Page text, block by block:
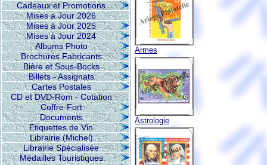
Cadeaux et Promotions
Mises a Jour 2026
Mises à Jour 2025
Mises à Jour 2024
Albums Photo
Brochures Fabricants
Bière et Sous-Bocks
Billets - Assignats
Cartes Postales
CD et DVD-Rom - Cotation
Coffre-Fort
Documents
Etiquettes de Vin
Librairie (Michel)
Librairie Spécialisée
Médailles Touristiques
Armes
Astrologie